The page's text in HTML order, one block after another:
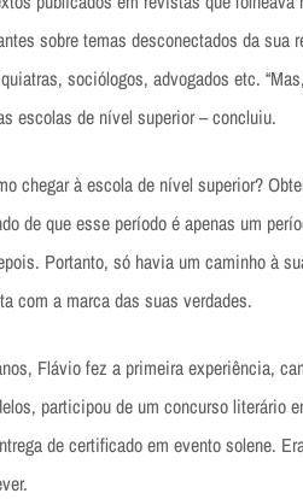
sobre temas desconectados da sua
sociólogos, advogados etc.
escolas de nível superior – concluiu.
chegar à escola de nível superior?
de que esse período é apenas um
Portanto, só havia um caminho à
com a marca das suas verdades.
Flávio fez a primeira experiência,
participou de um concurso literário
de certificado em evento solene.